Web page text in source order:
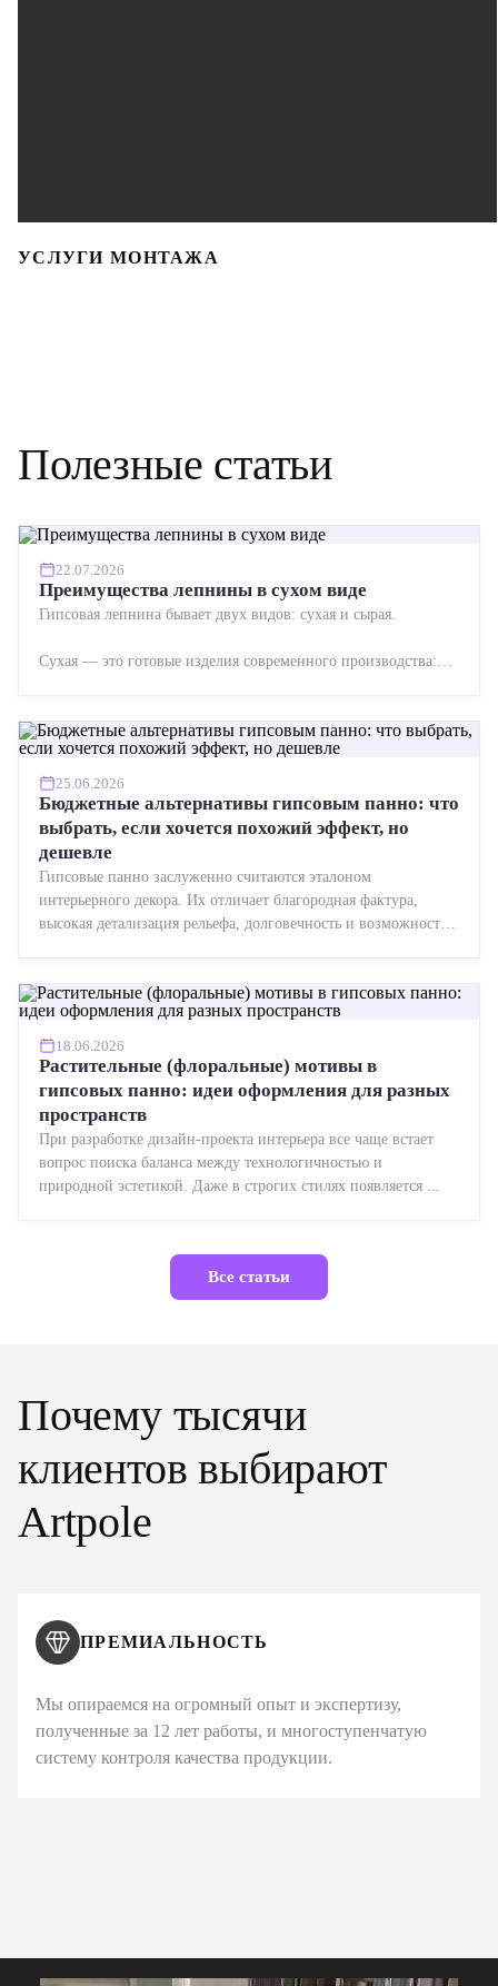
УСЛУГИ МОНТАЖА
Полезные статьи
22.07.2026
Преимущества лепнины в сухом виде
Гипсовая лепнина бывает двух видов: сухая и сырая.
Сухая — это готовые изделия современного производства:
25.06.2026
Бюджетные альтернативы гипсовым панно: что
выбрать, если хочется похожий эффект, но
дешевле
Гипсовые панно заслуженно считаются эталоном
интерьерного декора. Их отличает благородная фактура,
высокая детализация рельефа, долговечность и возможность
18.06.2026
Растительные (флоральные) мотивы в
гипсовых панно: идеи оформления для разных
пространств
При разработке дизайн-проекта интерьера все чаще встает
вопрос поиска баланса между технологичностью и
природной эстетикой. Даже в строгих стилях появляется ...
Все статьи
Почему тысячи
клиентов выбирают
Artpole
ПРЕМИАЛЬНОСТЬ
Мы опираемся на огромный опыт и экспертизу,
полученные за 12 лет работы, и многоступенчатую
систему контроля качества продукции.